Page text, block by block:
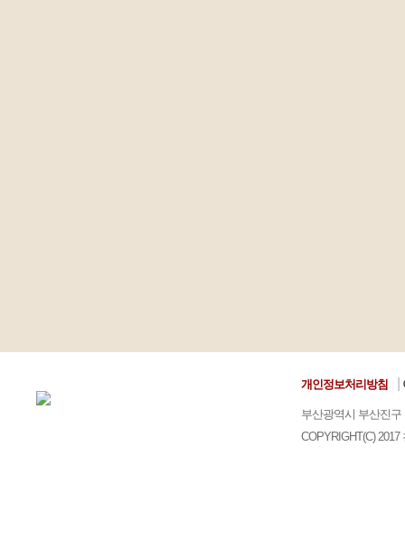
부산광역시 부산진구
COPYRIGHT(C)
개인정보처리방침